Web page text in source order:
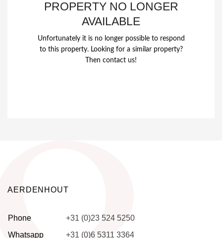
PROPERTY NO LONGER
AVAILABLE
Unfortunately it is no longer possible to respond
to this property. Looking for a similar property?
Then contact us!
AERDENHOUT
Phone
+31 (0)23 524 5250
Whatsapp
+31 (0)6 5311 3364